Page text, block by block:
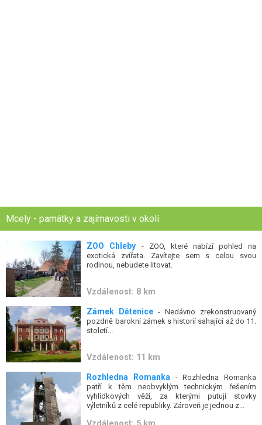
Mcely - památky a zajímavosti v okolí
ZOO Chleby - ZOO, které nabízí pohled na
exotická zvířata. Zavítejte sem s celou svou
rodinou, nebudete litovat.
Vzdálenost: 8 km
Zámek Dětenice - Nedávno zrekonstruovaný
pozdně barokní zámek s historií sahající až do 11.
století...
Vzdálenost: 11 km
Rozhledna Romanka - Rozhledna Romanka
patří k těm neobvyklým technickým řešením
vyhlídkových věží, za kterými putují stovky
výletníků z celé republiky. Zároveň je jednou z...
Vzdálenost: 5 km